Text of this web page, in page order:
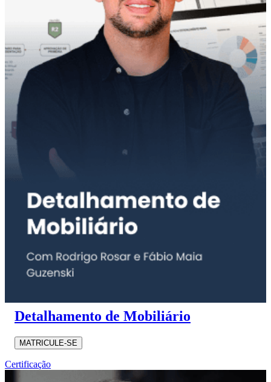
Detalhamento de Mobiliário
MATRICULE-SE
Certificação